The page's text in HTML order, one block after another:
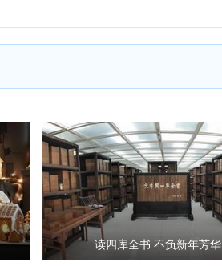
读四库全书 不负新年芳华